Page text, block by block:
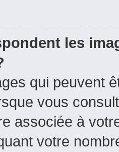
les
qui peuvent
vous
associée à
votre